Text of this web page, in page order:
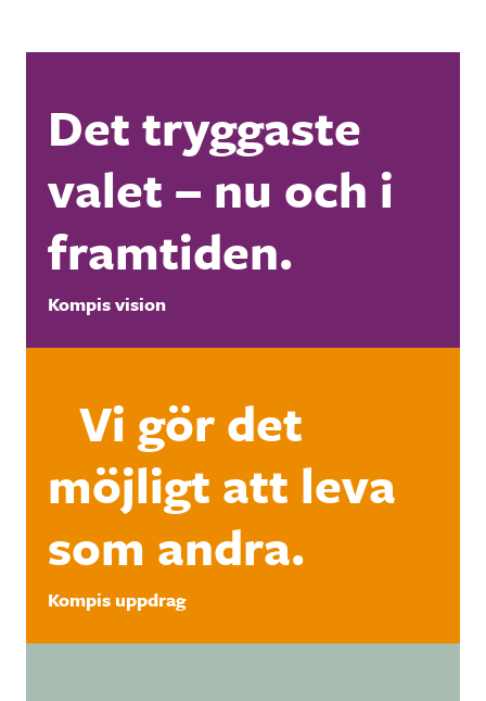
Det tryggaste
valet – nu och i
framtiden.
Kompis vision
Vi gör det
möjligt att leva
som andra.
Kompis uppdrag